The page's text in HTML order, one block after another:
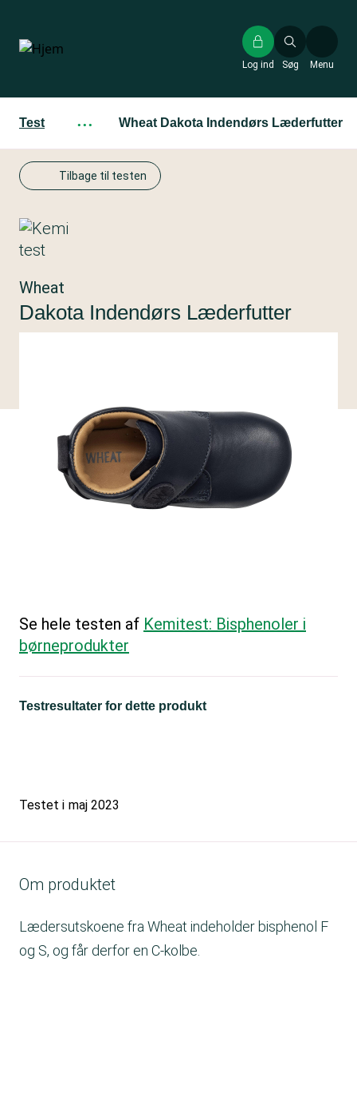
hovedindhold
Søg
Log ind Menu
Test ··· Wheat Dakota Indendørs Læderfutter
Tilbage til testen
Wheat
Dakota Indendørs Læderfutter
Se hele testen af Kemitest: Bisphenoler i
børneprodukter
Testresultater for dette produkt
Testet i maj 2023
Om produktet
Lædersutskoene fra Wheat indeholder bisphenol F
og S, og får derfor en C-kolbe.